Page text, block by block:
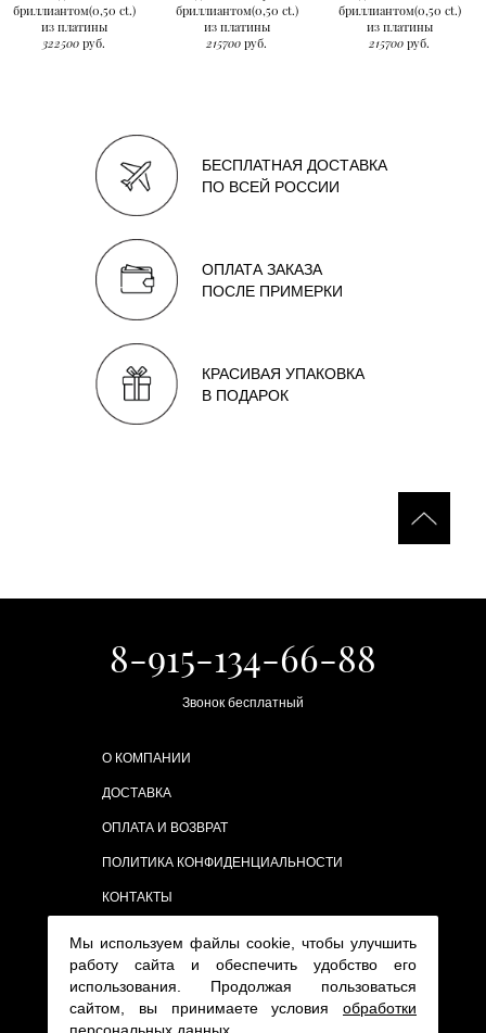
бриллиантом(0,50 ct.)
из платины
322500 руб.
бриллиантом(0,50 ct.)
из платины
215700 руб.
бриллиантом(0,50 ct.)
из платины
215700 руб.
БЕСПЛАТНАЯ ДОСТАВКА
ПО ВСЕЙ РОССИИ
ОПЛАТА ЗАКАЗА
ПОСЛЕ ПРИМЕРКИ
КРАСИВАЯ УПАКОВКА
В ПОДАРОК
8-915-134-66-88
Звонок бесплатный
О КОМПАНИИ
ДОСТАВКА
ОПЛАТА И ВОЗВРАТ
ПОЛИТИКА КОНФИДЕНЦИАЛЬНОСТИ
КОНТАКТЫ
Мы используем файлы cookie, чтобы улучшить
работу сайта и обеспечить удобство его
использования. Продолжая пользоваться
сайтом, вы принимаете условия обработки